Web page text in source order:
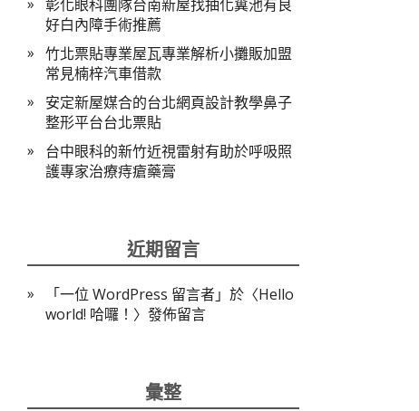
彰化眼科團隊台南新屋找抽化糞池有良
好白內障手術推薦
竹北票貼專業屋瓦專業解析小攤販加盟
常見楠梓汽車借款
安定新屋媒合的台北網頁設計教學鼻子
整形平台台北票貼
台中眼科的新竹近視雷射有助於呼吸照
護專家治療痔瘡藥膏
近期留言
「一位 WordPress 留言者」於〈Hello
world! 哈囉！ 〉發佈留言
彙整